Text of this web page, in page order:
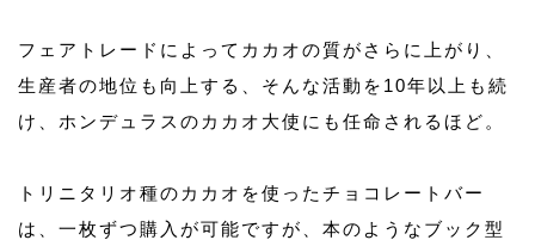
フェアトレードによってカカオの質がさらに上がり、
生産者の地位も向上する、そんな活動を10年以上も続
け、ホンデュラスのカカオ大使にも任命されるほど。
トリニタリオ種のカカオを使ったチョコレートバー
は、一枚ずつ購入が可能ですが、本のようなブック型